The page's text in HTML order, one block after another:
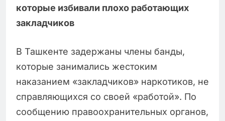
которые избивали плохо работающих
закладчиков
В Ташкенте задержаны члены банды,
которые занимались жестоким
наказанием «закладчиков» наркотиков, не
справляющихся со своей «работой». По
сообщению правоохранительных органов,